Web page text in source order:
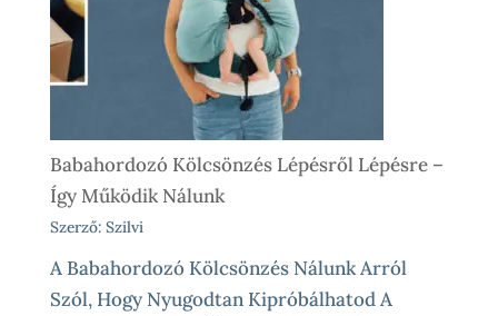
Babahordozó Kölcsönzés Lépésről Lépésre –
Így Működik Nálunk
Szerző: Szilvi
A Babahordozó Kölcsönzés Nálunk Arról
Szól, Hogy Nyugodtan Kipróbálhatod A